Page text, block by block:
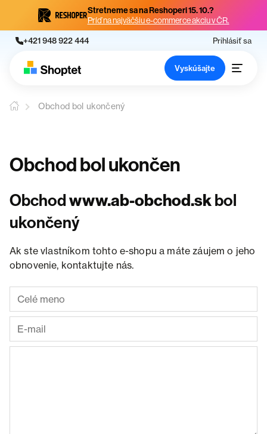
Stretneme sa na Reshoperi 15. 10.?
Príď na najväčšiu e-commerce akciu v ČR.
+421 948 922 444 Prihlásiť sa
Vyskúšajte
Obchod bol ukončený
Obchod bol ukončen
Obchodwww.ab-obchod.skbol
ukončený
Ak ste vlastníkom tohto e-shopu a máte záujem o jeho
obnovenie, kontaktujte nás.